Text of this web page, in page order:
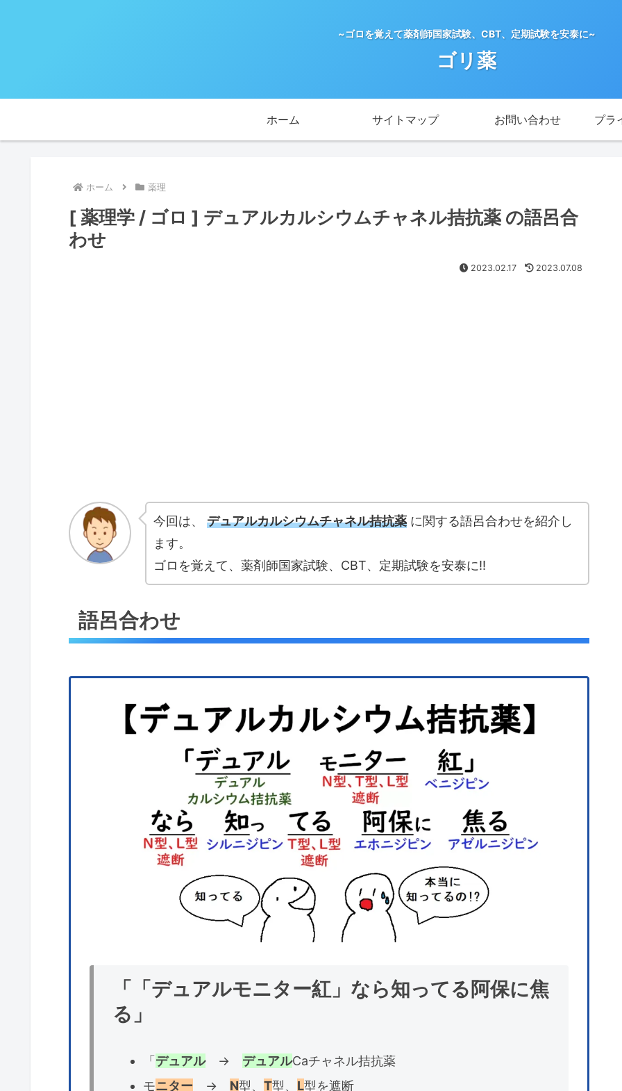
~ゴロを覚えて薬剤師国家試験、CBT、定期試験を安泰に~
ゴリ薬
ホーム サイトマップ お問い合わせ プラ
ホーム 薬理
[ 薬理学 / ゴロ ] デュアルカルシウムチャネル拮抗薬 の語呂合
わせ
2023.02.17 2023.07.08
今回は、 デュアルカルシウムチャネル拮抗薬 に関する語呂合わせを紹介し
ます。
ゴロを覚えて、薬剤師国家試験、CBT、定期試験を安泰に!!
語呂合わせ
「「デュアルモニター紅」なら知ってる阿保に焦
る」
「 デュアル→ デュアルCaチャネル拮抗薬
モニター→ N型、 T型、 L型を遮断